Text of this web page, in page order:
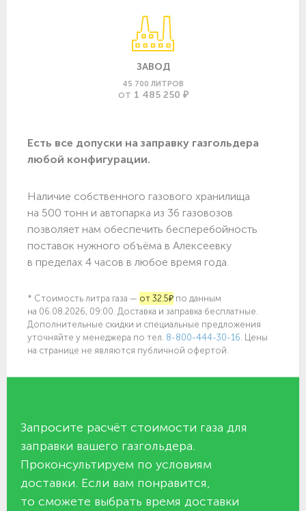
ЗАВОД
45 700 ЛИТРОВ
ОТ 1 485 250 ₽
Есть все допуски нa заправку газгольдера
любой конфигурации.
Наличие собственного газового хранилища
на 500 тонн и автопарка из 36 газовозов
позволяет нам обеспечить бесперебойность
поставок нужного объёма в Алексеевку
в пределах 4 часов в любое время года.
* Стоимость литра газа — от 32.5₽ по данным
на 06.08.2026, 09:00. Доставка и заправка бесплатные.
Дополнительные скидки и специальные предложения
уточняйте у менеджера по тел. 8-800-444-30-16 . Цены
на странице не являются публичной офертой.
Запросите расчёт стоимости газа для
заправки вашего газгольдера.
Проконсультируем по условиям
доставки. Если вам понравится,
то сможете выбрать время доставки